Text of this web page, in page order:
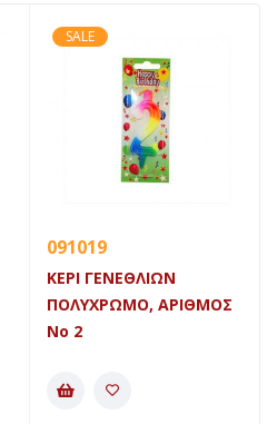
SALE
091019
ΚΕΡΙ ΓΕΝΕΘΛΙΩΝ
ΠΟΛΥΧΡΩΜΟ, ΑΡΙΘΜΟΣ
Νο 2